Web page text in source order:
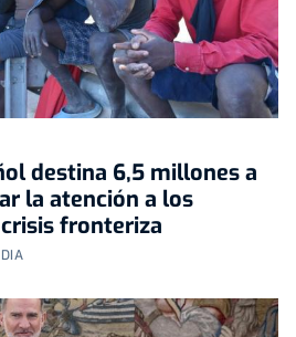
destina 6,5 millones a
la atención a los
fronteriza